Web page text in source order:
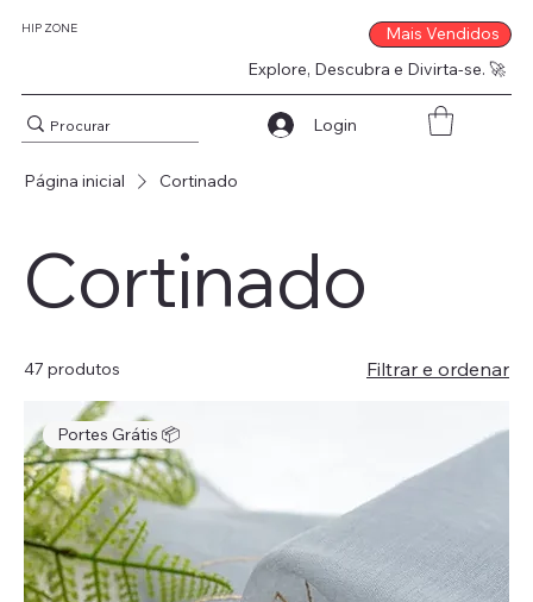
HIP ZONE
Explore, Descubra e Divirta-se. 🚀
Mais Vendidos
Login
Página inicial Cortinado
Cortinado
47 produtos Filtrar e ordenar
Portes Grátis 📦